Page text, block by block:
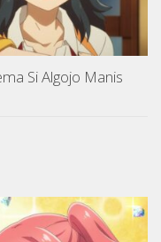
Si Algojo Manis